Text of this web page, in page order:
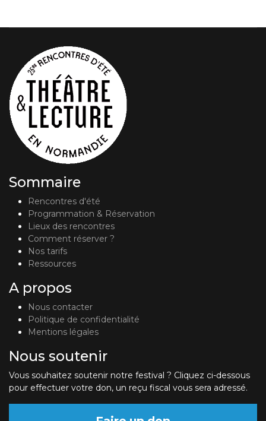
Sommaire
Rencontres d'été
Programmation & Réservation
Lieux des rencontres
Comment réserver ?
Nos tarifs
Ressources
A propos
Nous contacter
Politique de confidentialité
Mentions légales
Nous soutenir
Vous souhaitez soutenir notre festival ? Cliquez ci-dessous
pour effectuer votre don, un reçu fiscal vous sera adressé.